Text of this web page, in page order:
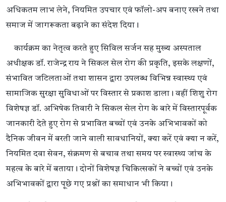
अधिकतम लाभ लेने, नियमित उपचार एवं फॉलो-अप बनाए रखने तथा
समाज में जागरूकता बढ़ाने का संदेश दिया।
कार्यक्रम का नेतृत्व करते हुए सिविल सर्जन सह मुख्य अस्पताल
अधीक्षक डॉ. राजेन्द्र राय ने सिकल सेल रोग की प्रकृति, इसके लक्षणों,
संभावित जटिलताओं तथा शासन द्वारा उपलब्ध विभिन्न स्वास्थ्य एवं
सामाजिक सुरक्षा सुविधाओं पर विस्तार से प्रकाश डाला। वहीं शिशु रोग
विशेषज्ञ डॉ. अभिषेक तिवारी ने सिकल सेल रोग के बारे में विस्तारपूर्वक
जानकारी देते हुए रोग से प्रभावित बच्चों एवं उनके अभिभावकों को
दैनिक जीवन में बरती जाने वाली सावधानियों, क्या करें एवं क्या न करें,
नियमित दवा सेवन, संक्रमण से बचाव तथा समय पर स्वास्थ्य जांच के
महत्व के बारे में बताया। दोनों विशेषज्ञ चिकित्सकों ने बच्चों एवं उनके
अभिभावकों द्वारा पूछे गए प्रश्नों का समाधान भी किया।